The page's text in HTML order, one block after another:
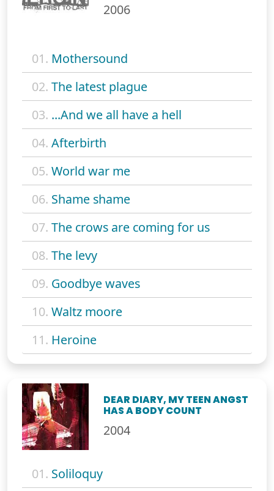
2006
01. Mothersound
02. The latest plague
03. ...And we all have a hell
04. Afterbirth
05. World war me
06. Shame shame
07. The crows are coming for us
08. The levy
09. Goodbye waves
10. Waltz moore
11. Heroine
DEAR DIARY, MY TEEN ANGST
HAS A BODY COUNT
2004
01. Soliloquy